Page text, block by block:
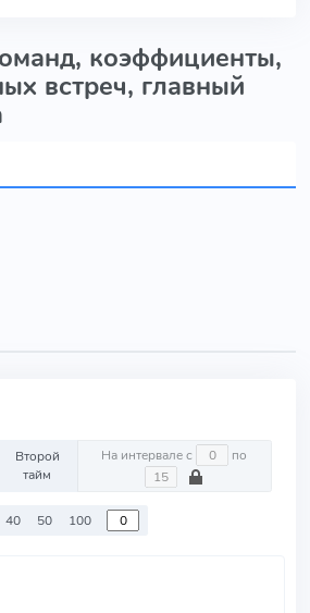
коэффициенты,
встреч, главный
Второй
тайм
На интервале с по
40 50 100